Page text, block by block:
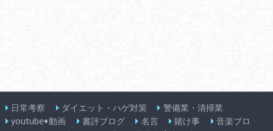
日常考察 ダイエット・ハゲ対策
警備業・清掃業
youtube•動画
書評ブログ 名言 賭け事
音楽ブロ